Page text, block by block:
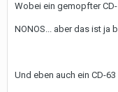
Wobei ein gemopfter
NONOS... aber das ist ja
Und eben auch ein CD-